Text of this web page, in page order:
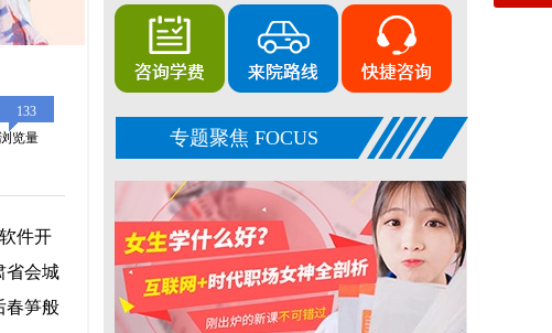
133
浏览量
件开
省会城
春笋般
专题聚焦 FOCUS